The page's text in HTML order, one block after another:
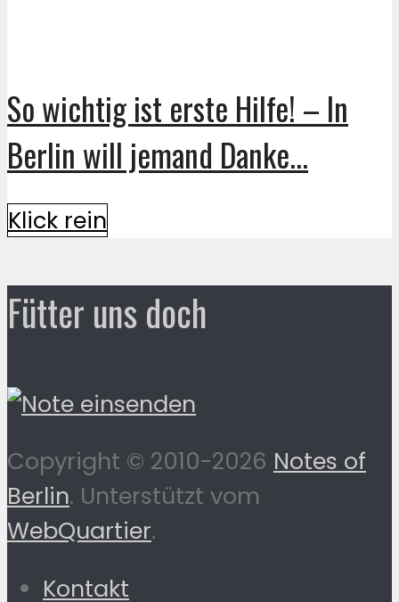
So wichtig ist erste Hilfe! – In
Berlin will jemand Danke...
Klick rein
Fütter uns doch
Copyright © 2010-2026 Notes of
Berlin. Unterstützt vom
WebQuartier.
Kontakt